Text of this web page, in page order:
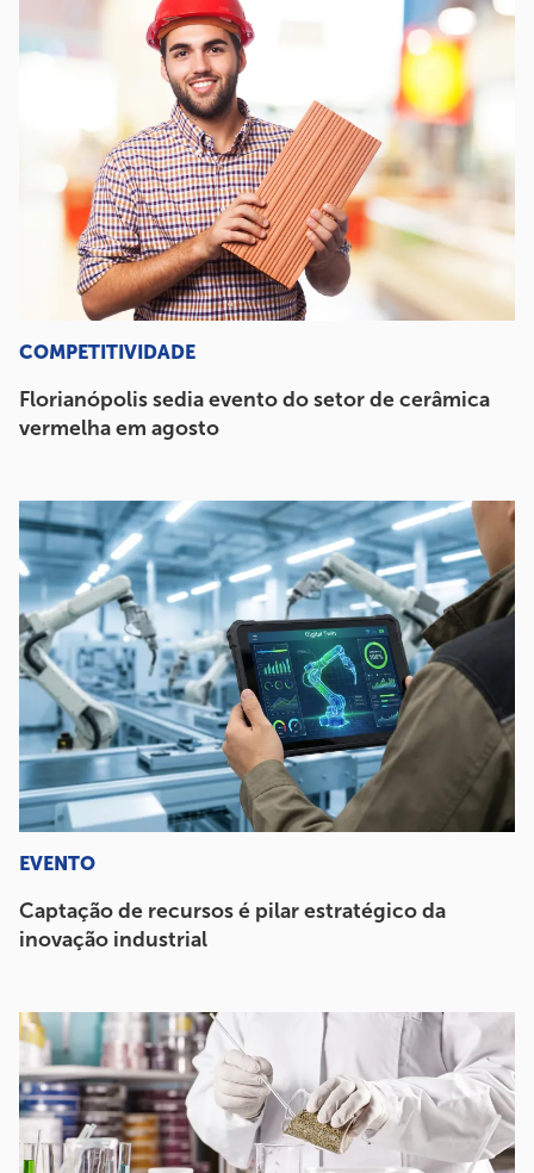
COMPETITIVIDADE
Florianópolis sedia evento do setor de cerâmica
vermelha em agosto
EVENTO
Captação de recursos é pilar estratégico da
inovação industrial